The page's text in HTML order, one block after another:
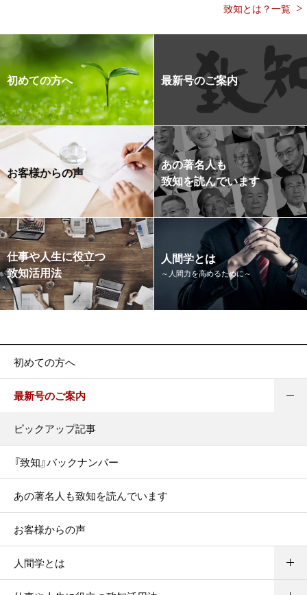
致知とは？一覧
初めての方へ 最新号のご案内
お客様からの声
あの著名人も
致知を読んでいます
仕事や人生に役立つ
致知活用法
人間学とは
～人間力を高めるために～
初めての方へ
最新号のご案内
ピックアップ記事
『致知』バックナンバー
あの著名人も致知を読んでいます
お客様からの声
人間学とは